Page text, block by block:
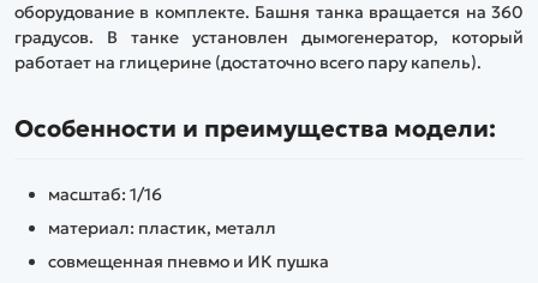
оборудование в комплекте. Башня танка вращается на 360
градусов. В танке установлен дымогенератор, который
работает на глицерине (достаточно всего пару капель).
Особенности и преимущества модели:
масштаб: 1/16
материал: пластик, металл
совмещенная пневмо и ИК пушка